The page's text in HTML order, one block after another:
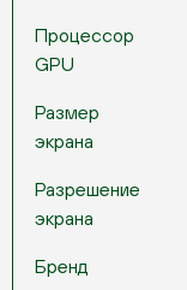
Процессор
GPU
Размер
экрана
Разрешение
экрана
Бренд